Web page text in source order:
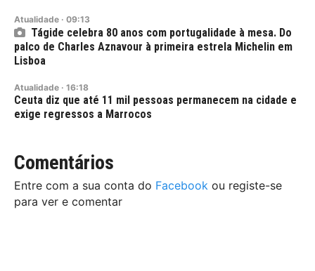
Atualidade · 09:13
Tágide celebra 80 anos com portugalidade à mesa. Do
palco de Charles Aznavour à primeira estrela Michelin em
Lisboa
Atualidade · 16:18
Ceuta diz que até 11 mil pessoas permanecem na cidade e
exige regressos a Marrocos
Comentários
Entre com a sua conta do Facebook ou registe-se
para ver e comentar